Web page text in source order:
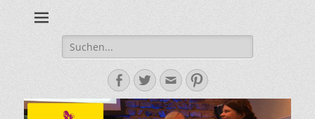
Blog
Suche
nach:
Facebook
Twitter
E-
Mail-
Adresse
Pinterest